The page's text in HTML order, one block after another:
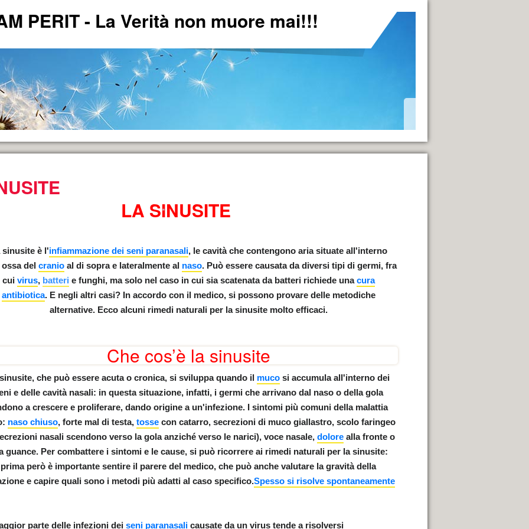
PERIT - La Verità non muore mai!!!
NELLO GNOSTICISMO
sumeri
italiano
LA SINUSITE
sinusite è l'infiammazione dei seni paranasali, le cavità che contengono aria situate all'interno
ossadel cranio al di sopra e lateralmente al naso. Può essere causata da diversi tipi di germi, fra
cui virus, batteri e funghi, ma solo nel caso in cui sia scatenata da batteri richiede unacura
antibiotica. E negli altri casi? In accordo con il medico, si possono provare delle metodiche
alternative. Ecco alcunirimedi naturali per la sinusite molto efficaci.
Che cos’è la sinusite
che può essere acuta o cronica, si sviluppa quando il muco si accumula all'interno dei
e delle cavità nasali: in questa situazione, infatti, i germi che arrivano dal naso o della gola
a crescere e proliferare, dando origine a un'infezione. I sintomi più comuni della malattia
naso chiuso, forte mal di testa, tossecon catarro,secrezioni di muco giallastro, scolo faringeo
nasali scendono verso la gola anziché verso le narici), voce nasale, dolorealla fronte o
guance. Per combattere i sintomi e le cause, si può ricorrere ai rimedi naturali per la sinusite:
prima però è importante sentire il parere del medico, che può anche valutare la gravità della
e capire quali sono i metodi più adatti al caso specifico.Spesso si risolve spontaneamente
parte delle infezioni dei seni paranasali causate da un virus tende a risolversi
*
*